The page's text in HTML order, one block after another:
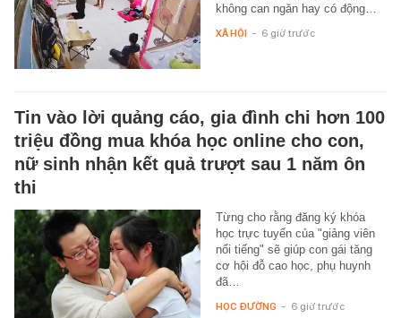
không can ngăn hay có động…
XÃ HỘI - 6 giờ trước
Tin vào lời quảng cáo, gia đình chi hơn 100
triệu đồng mua khóa học online cho con,
nữ sinh nhận kết quả trượt sau 1 năm ôn
thi
Từng cho rằng đăng ký khóa
học trực tuyến của "giảng viên
nổi tiếng" sẽ giúp con gái tăng
cơ hội đỗ cao học, phụ huynh
đã…
HỌC ĐƯỜNG - 6 giờ trước